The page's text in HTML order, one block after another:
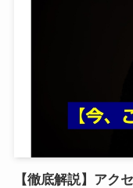
【徹底解説】アク